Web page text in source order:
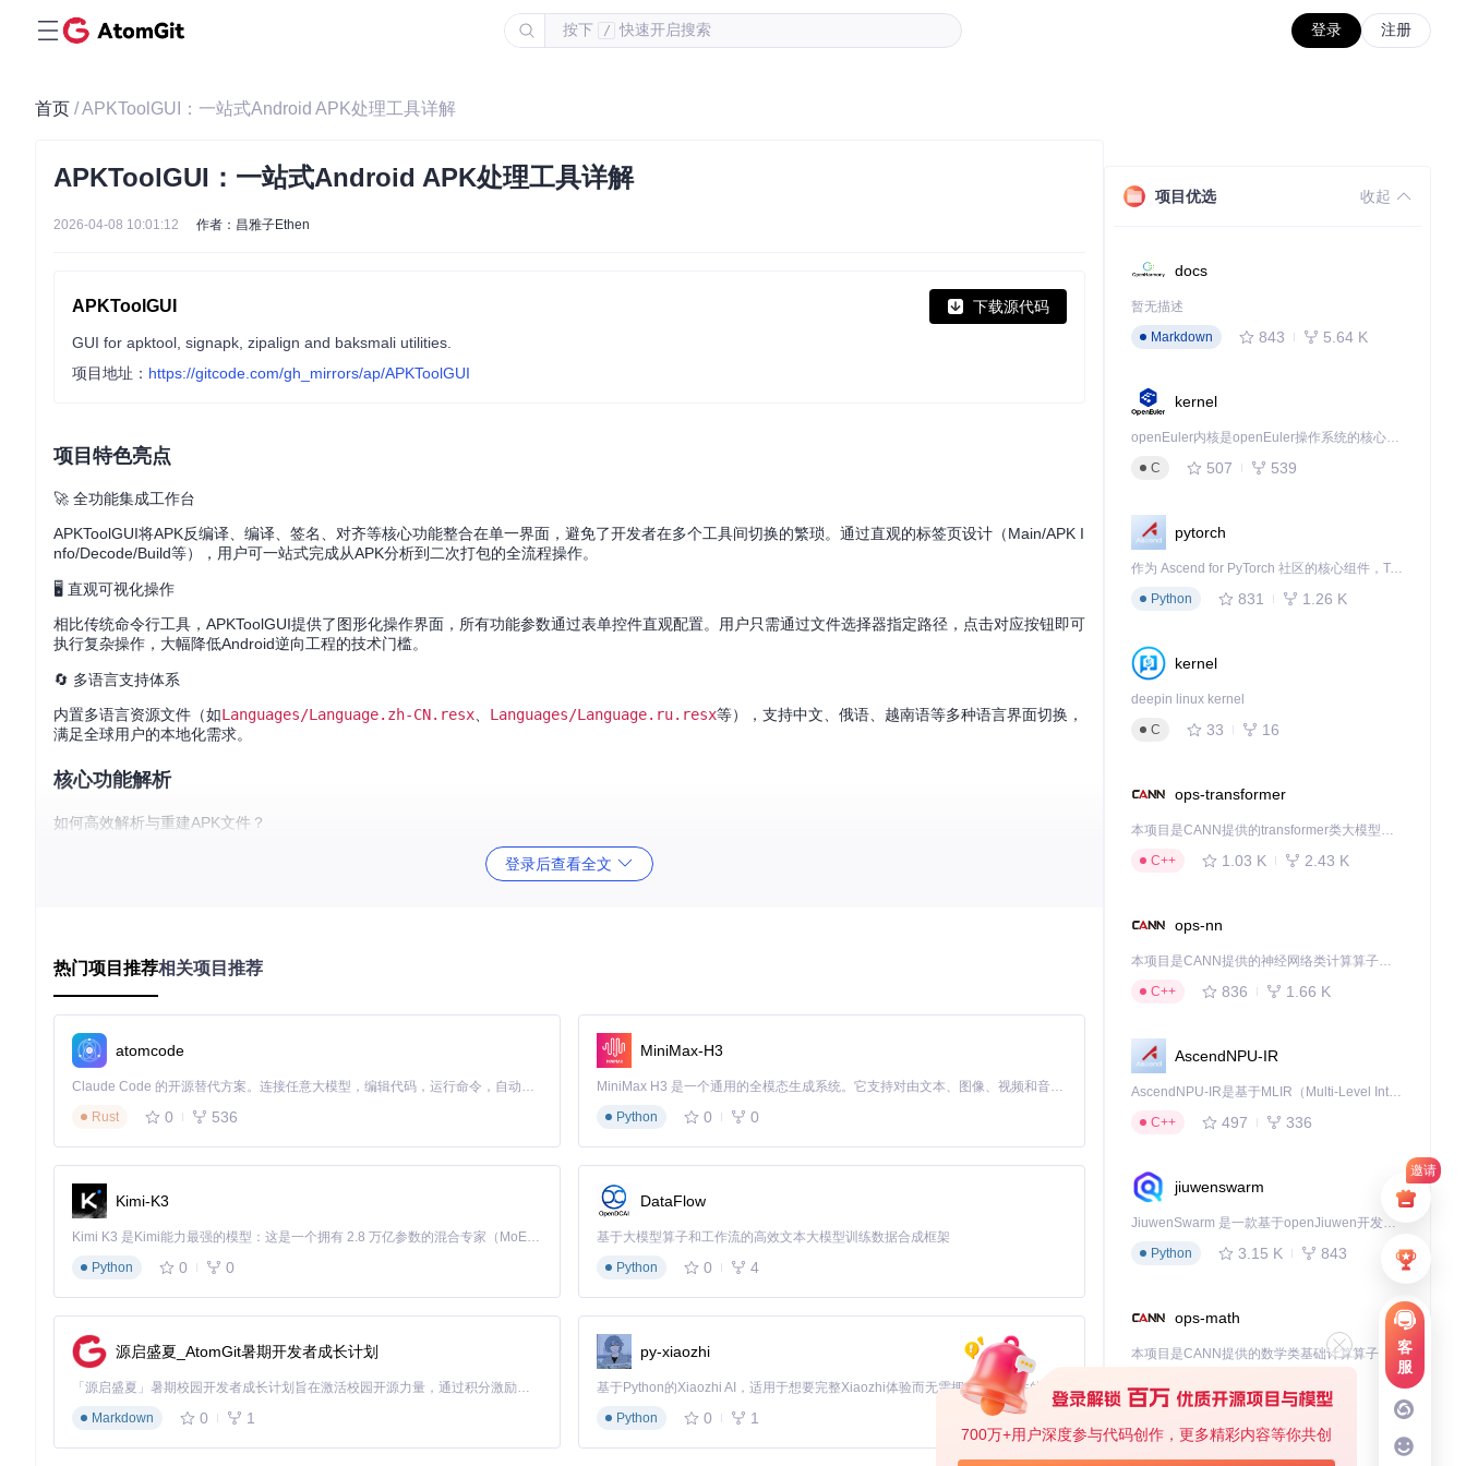
按下 / 快速开启搜索 登录 注册
邀请
客
服
700万+用户深度参与代码创作，更多精彩内容等你共创
首页 / APKToolGUI：一站式Android APK处理工具详解
APKToolGUI：一站式Android APK处理工具详解
2026-04-08 10:01:12 作者：昌雅子Ethen
APKToolGUI 下载源代码
GUI for apktool, signapk, zipalign and baksmali utilities.
项目地址： https://gitcode.com/gh_mirrors/ap/APKToolGUI
项目特色亮点
🚀 全功能集成工作台
APKToolGUI将APK反编译、编译、签名、对齐等核心功能整合在单一界面，避免了开发者在多个工具间切换的繁琐。通过直观的标签页设计（Main/APK I
nfo/Decode/Build等），用户可一站式完成从APK分析到二次打包的全流程操作。
🖥️ 直观可视化操作
相比传统命令行工具，APKToolGUI提供了图形化操作界面，所有功能参数通过表单控件直观配置。用户只需通过文件选择器指定路径，点击对应按钮即可
执行复杂操作，大幅降低Android逆向工程的技术门槛。
🔄 多语言支持体系
内置多语言资源文件（如Languages/Language.zh-CN.resx Languages/Language.ru.resx等），支持中文、俄语、越南语等多种语言界面切换，
满足全球用户的本地化需求。
核心功能解析
如何高效解析与重建APK文件？
Decode标签页可将APK文件反编译为可编辑的资源和Smali代码；在
标签页完成签名与优化。整个流程无需命令行操作，所有步骤进度实时显示在底部日志区域。
解决了传统ADB操作需要手动输入命令的痛点。
APK Info
标签页提供APK元数据解析功能，可快速查看AndroidManifest.xml、Apktool.yml等关键配置文件。对于高级用户，工具还提供直接编辑Smali代
码的入口，支持对应用逻辑进行深度定制。
零基础启动流程
获取项目源码
克隆仓库：git clone https://gitcode.com/gh_mirrors/ap/APKToolGUI
预期结果：本地获得完整项目文件，包含解决方案和工具依赖
环境准备
首次运行验证
直接编译运行项目（F5），程序启动后显示主界面。尝试拖放APK文件到主窗口，观察是否显示文件路径。
预期结果：界面正常加载，支持文件拖放功能
登录后查看全文
热门项目推荐相关项目推荐
atomcode
Claude Code 的开源替代方案。连接任意大模型，编辑代码，运行命令，自动验证 — 全自动执行。用 Rust 构建，极致性能。 ｜ An open-source alternative to Claude Code. Connect any LLM, edit code, run commands, and verify changes — autonomously. Built in Rust for speed. Get Started
Rust
0 536
MiniMax-H3
MiniMax H3 是一个通用的全模态生成系统。它支持对由文本、图像、视频和音频组成的多模态上下文进行统一理解，并能生成分辨率高达 2K、时长可达 15 秒的带原生立体声音频的视频。得益于面向任务泛化的系统设计，H3 在预训练阶段就已具备广泛的多模态上下文理解与生成能力，能够出色地执行复杂的多模态指令。
Python
0 0
Kimi-K3
Kimi K3 是Kimi能力最强的模型：这是一个拥有 2.8 万亿参数的混合专家（MoE）模型，具备原生视觉理解能力，并支持 100 万 token 的上下文窗口。
Python
0 0
DataFlow
基于大模型算子和工作流的高效文本大模型训练数据合成框架
Python
0 4
源启盛夏_AtomGit暑期开发者成长计划
「源启盛夏」暑期校园开发者成长计划旨在激活校园开源力量，通过积分激励、认证扶持、资源倾斜等形式，引导高校组织和开发者完成「入驻 — 建项目 — 做贡献 — 获认证 — 得资源」的完整闭环。无论你是想带领社团入驻平台的组织者，还是希望用代码贡献证明自己的开发者，都能在这里找到属于你的成长路径。
Markdown
0 1
py-xiaozhi
基于Python的Xiaozhi AI，适用于想要完整Xiaozhi体验而无需拥有专用硬件的用户。
Python
0 1
项目优选 收起
docs
暂无描述
Markdown
843 5.64 K
kernel
openEuler内核是openEuler操作系统的核心，既是系统性能与稳定性的基石，也是连接处理器、设备与服务的桥梁。
C
507 539
pytorch
作为 Ascend for PyTorch 社区的核心组件，TorchNPU 是昇腾专为 PyTorch 打造的深度学习适配插件，使 PyTorch 框架能够直接调用昇腾 NPU，为开发者提供昇腾 AI 处理器的超强算力。
Python
831 1.26 K
kernel
deepin linux kernel
C
33 16
ops-transformer
本项目是CANN提供的transformer类大模型算子库，实现网络在NPU上加速计算。
C++
1.03 K 2.43 K
ops-nn
本项目是CANN提供的神经网络类计算算子库，实现网络在NPU上加速计算。
C++
836 1.66 K
AscendNPU-IR
AscendNPU-IR是基于MLIR（Multi-Level Intermediate Representation）构建的，面向昇腾亲和算子编译时使用的中间表示，提供昇腾完备表达能力，通过编译优化提升昇腾AI处理器计算效率，支持通过生态框架使能昇腾AI处理器与深度调优
C++
497 336
jiuwenswarm
JiuwenSwarm 是一款基于openJiuwen开发的智能AI Agent，它能够将大语言模型的强大能力，通过你日常使用的各类通讯应用，直接延伸至你的指尖。
Python
3.15 K 843
ops-math
C++
deveco-code